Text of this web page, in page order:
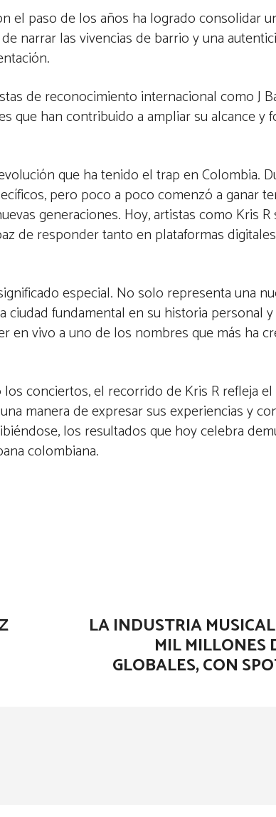
el paso de los años ha logrado consolidar
narrar las vivencias de barrio y una
de reconocimiento internacional como J
que han contribuido a ampliar su alcance y
que ha tenido el trap en Colombia.
pero poco a poco comenzó a ganar
generaciones. Hoy, artistas como Kris
de responder tanto en plataformas
especial. No solo representa una
fundamental en su historia personal
en vivo a uno de los nombres que más ha
conciertos, el recorrido de Kris R refleja
manera de expresar sus experiencias y
los resultados que hoy celebra
colombiana.
LA INDUSTRIA
MIL MILLONES
GLOBALES, CON